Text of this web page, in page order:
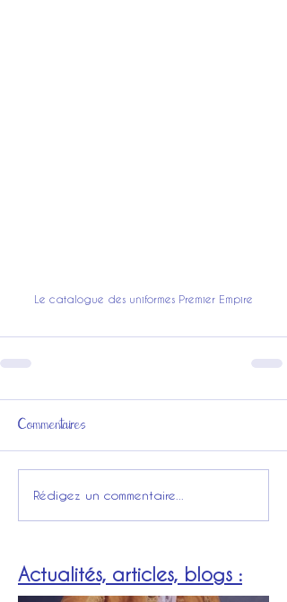
Le catalogue des uniformes Premier Empire
Commentaires
Rédigez un commentaire...
Actualités, articles, blogs :